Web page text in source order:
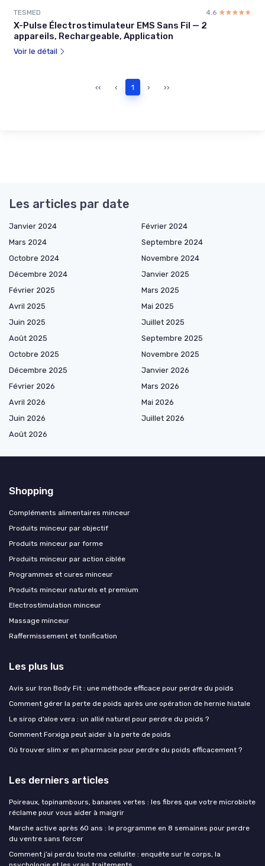
TESMED 4.6 ☆☆☆☆☆
★★★★★
X-Pulse Électrostimulateur EMS Sans Fil — 2
appareils, Rechargeable, Application
Voir le détail
‹‹ ‹ 1 › ››
Les articles par date
Janvier 2024
Février 2024
Mars 2024
Septembre 2024
Octobre 2024
Novembre 2024
Décembre 2024
Janvier 2025
Février 2025
Mars 2025
Avril 2025
Mai 2025
Juin 2025
Juillet 2025
Août 2025
Septembre 2025
Octobre 2025
Novembre 2025
Décembre 2025
Janvier 2026
Février 2026
Mars 2026
Avril 2026
Mai 2026
Juin 2026
Juillet 2026
Août 2026
Shopping
Compléments alimentaires minceur
Produits minceur par objectif
Produits minceur par forme
Produits minceur par action ciblée
Programmes et cures minceur
Produits minceur naturels et premium
Electrostimulation minceur
Massage minceur
Raffermissement et tonification
Les plus lus
Avis sur Iron Body Fit : une méthode efficace pour perdre du poids
Comment gérer la perte de poids après une opération de hernie hiatale
Le sirop d’aloe vera : un allié naturel pour perdre du poids ?
Comment Forxiga peut aider à la perte de poids
Où trouver slim xr en pharmacie pour perdre du poids efficacement ?
Les derniers articles
Poireaux, topinambours, bananes vertes : les fibres que votre microbiote
réclame pour vous aider à maigrir
Marche active après 60 ans : le programme en 8 semaines pour perdre
du ventre sans forcer
Comment j’ai perdu toute ma cellulite : enquête sur le corps, la